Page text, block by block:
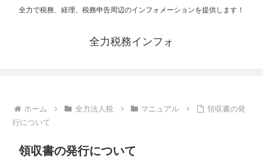
全力で税務、経理、税務申告周辺のインフォメーションを提供します！
全力税務インフォ
ホーム 全力法人税 マニュアル
領収書の発
行について
領収書の発行について